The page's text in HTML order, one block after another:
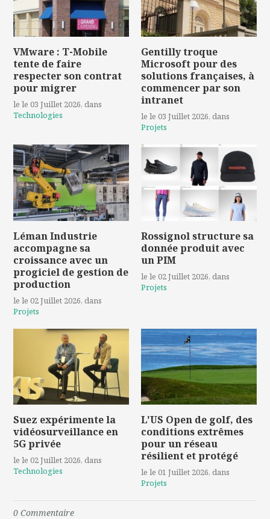
VMware : T-Mobile
tente de faire
respecter son contrat
pour migrer
le le 03 Juillet 2026, dans
Technologies
Gentilly troque
Microsoft pour des
solutions françaises, à
commencer par son
intranet
le le 03 Juillet 2026, dans
Projets
Léman Industrie
accompagne sa
croissance avec un
progiciel de gestion de
production
le le 02 Juillet 2026, dans
Projets
Rossignol structure sa
donnée produit avec
un PIM
le le 02 Juillet 2026, dans
Projets
Suez expérimente la
vidéosurveillance en
5G privée
le le 02 Juillet 2026, dans
Technologies
L'US Open de golf, des
conditions extrêmes
pour un réseau
résilient et protégé
le le 01 Juillet 2026, dans
Projets
0 Commentaire